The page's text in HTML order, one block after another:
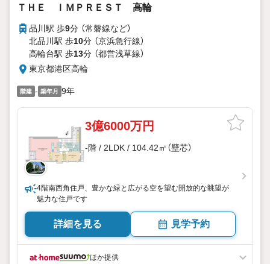
ＴＨＥ ＩＭＰＲＥＳＴ 高輪
品川駅 歩9分 （常磐線など）
北品川駅 歩10分 （京浜急行線）
高輪台駅 歩13分 （都営浅草線）
東京都港区高輪
階建 - 築年月 9年
3億6000万円
-階 / 2LDK / 104.42㎡（壁芯）
4階南西角住戸、豊かな緑と広がる空を望む開放的な眺望が
魅力な住戸です
詳細を見る 見学予約
ほか提供